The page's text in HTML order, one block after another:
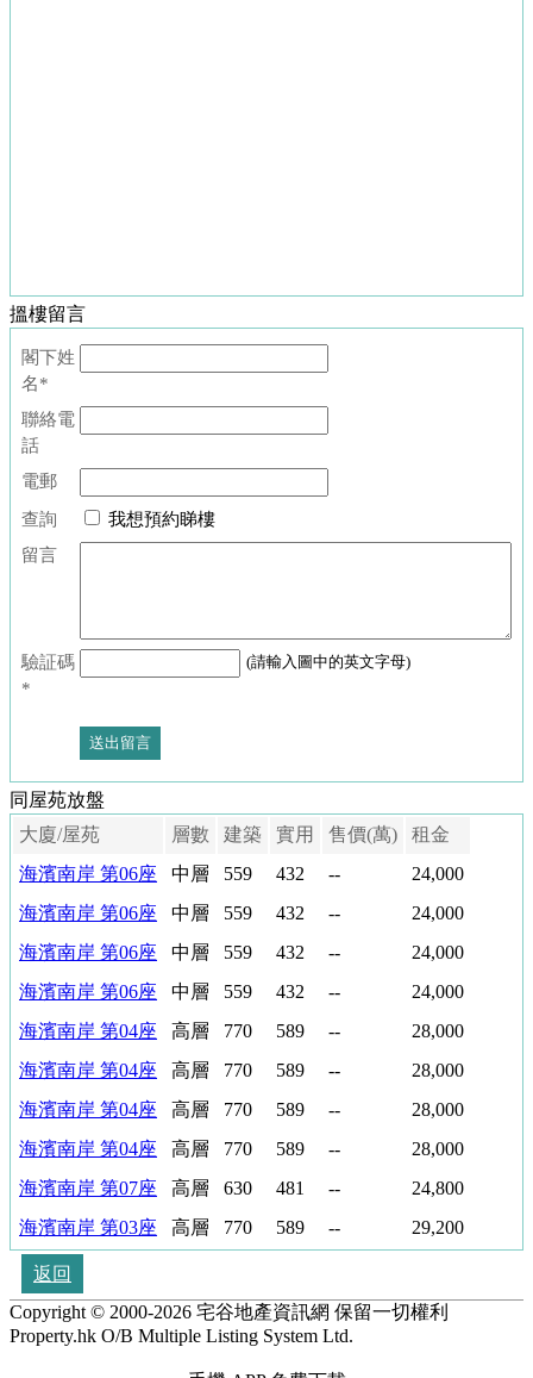
業
冊
置
業
流
程
租
買
vs
二
手
睇
書
屋
百
科
村
屋
物
業
起
底
收
樓
盤
繁
搵樓留言
閣下姓
名*
聯絡電
話
電郵
查詢
我想預約睇樓
留言
驗証碼
*
(請輸入圖中的英文字母)
同屋苑放盤
大廈/屋苑
層數 建築 實用 售價(萬)
租金
海濱南岸 第06座
中層 559 432 --
24,000
海濱南岸 第06座
中層 559 432 --
24,000
海濱南岸 第06座
中層 559 432 --
24,000
海濱南岸 第06座
中層 559 432 --
24,000
海濱南岸 第04座
高層 770 589 --
28,000
海濱南岸 第04座
高層 770 589 --
28,000
海濱南岸 第04座
高層 770 589 --
28,000
海濱南岸 第04座
高層 770 589 --
28,000
海濱南岸 第07座
高層 630 481 --
24,800
海濱南岸 第03座
高層 770 589 -- 29,200
返回
Copyright © 2000-2026 宅谷地產資訊網 保留一切權利
Property.hk O/B Multiple Listing System Ltd.